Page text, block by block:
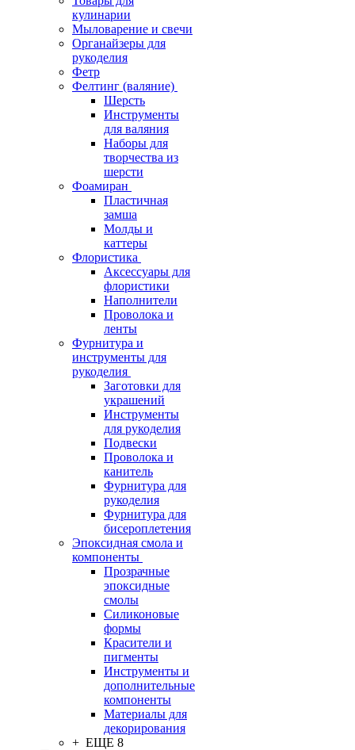
кулинарии
Мыловарение и свечи
Органайзеры для
рукоделия
Фетр
Фелтинг (валяние)
Шерсть
Инструменты
для валяния
Наборы для
творчества из
шерсти
Фоамиран
Пластичная
замша
Молды и
каттеры
Флористика
Аксессуары для
флористики
Наполнители
Проволока и
ленты
Фурнитура и
инструменты для
рукоделия
Заготовки для
украшений
Инструменты
для рукоделия
Подвески
Проволока и
канитель
Фурнитура для
рукоделия
Фурнитура для
бисероплетения
Эпоксидная смола и
компоненты
Прозрачные
эпоксидные
смолы
Силиконовые
формы
Красители и
пигменты
Инструменты и
дополнительные
компоненты
Материалы для
декорирования
+ ЕЩЕ 8